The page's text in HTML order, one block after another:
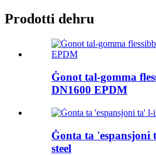
Prodotti dehru
Ġonot tal-gomma
DN1600 EPDM
Ġonta ta 'espansjoni
steel